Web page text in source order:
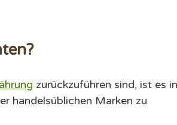
zurückzuführen sind, ist es
handelsüblichen Marken zu